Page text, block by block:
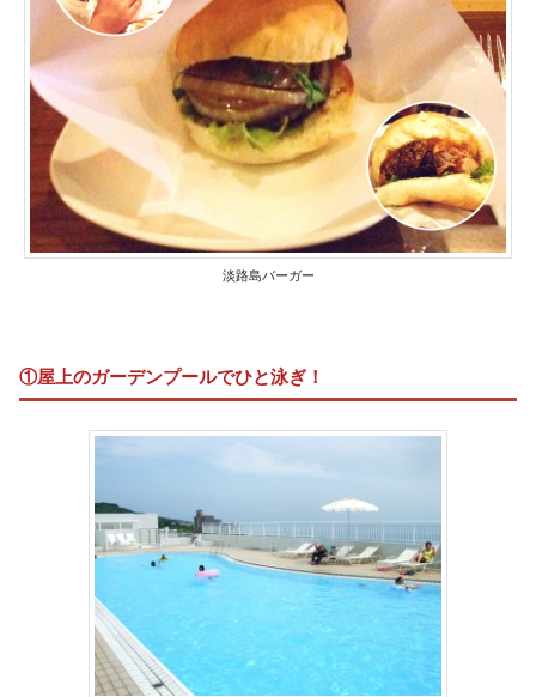
淡路島バーガー
①屋上のガーデンプールでひと泳ぎ！